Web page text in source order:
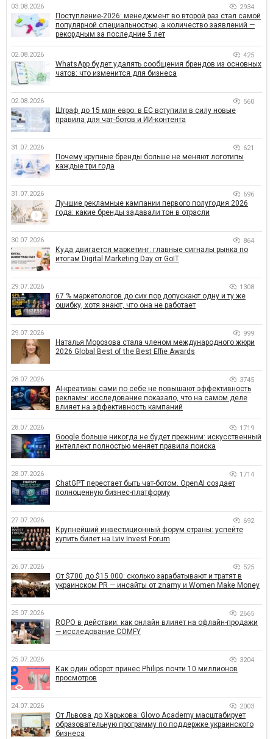
03.08.2026 2934
Поступление-2026: менеджмент во второй раз стал самой
популярной специальностью, а количество заявлений —
рекордным за последние 5 лет
02.08.2026 425
WhatsApp будет удалять сообщения брендов из основных
чатов: что изменится для бизнеса
02.08.2026 560
Штраф до 15 млн евро: в ЕС вступили в силу новые
правила для чат-ботов и ИИ-контента
31.07.2026 621
Почему крупные бренды больше не меняют логотипы
каждые три года
31.07.2026 696
Лучшие рекламные кампании первого полугодия 2026
года: какие бренды задавали тон в отрасли
30.07.2026 864
Куда двигается маркетинг: главные сигналы рынка по
итогам Digital Marketing Day от GoIT
29.07.2026 1308
67 % маркетологов до сих пор допускают одну и ту же
ошибку, хотя знают, что она не работает
29.07.2026 999
Наталья Морозова стала членом международного жюри
2026 Global Best of the Best Effie Awards
28.07.2026 3745
AI-креативы сами по себе не повышают эффективность
рекламы: исследование показало, что на самом деле
влияет на эффективность кампаний
28.07.2026 1719
Google больше никогда не будет прежним: искусственный
интеллект полностью меняет правила поиска
28.07.2026 1714
ChatGPT перестает быть чат-ботом. OpenAI создает
полноценную бизнес-платформу
27.07.2026 692
Крупнейший инвестиционный форум страны: успейте
купить билет на Lviv Invest Forum
26.07.2026 525
От $700 до $15 000: сколько зарабатывают и тратят в
украинском PR — инсайты от znamy и Women Make Money
25.07.2026 2665
ROPO в действии: как онлайн влияет на офлайн-продажи
— исследование COMFY
25.07.2026 3204
Как один оборот принес Philips почти 10 миллионов
просмотров
24.07.2026 2003
От Львова до Харькова: Glovo Academy масштабирует
образовательную программу по поддержке украинского
бизнеса